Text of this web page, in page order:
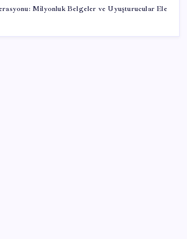
Milyonluk Belgeler ve Uyuşturucular Ele